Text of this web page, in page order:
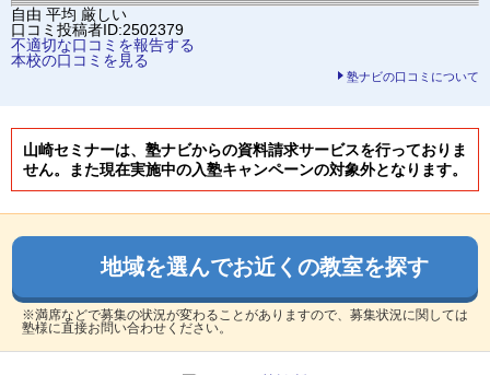
自由 平均 厳しい
口コミ投稿者ID:2502379
不適切な口コミを報告する
本校の口コミを見る
塾ナビの口コミについて
山崎セミナーは、塾ナビからの資料請求サービスを行っておりま
せん。また現在実施中の入塾キャンペーンの対象外となります。
地域を選んでお近くの教室を探す
※満席などで募集の状況が変わることがありますので、募集状況に関しては
塾様に直接お問い合わせください。